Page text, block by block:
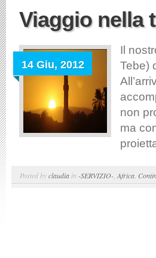
Viaggio nella
14 Giu, 2012
Il
Tebe)
non
ma
Posted byclaudia in -SERVIZIO- Africa